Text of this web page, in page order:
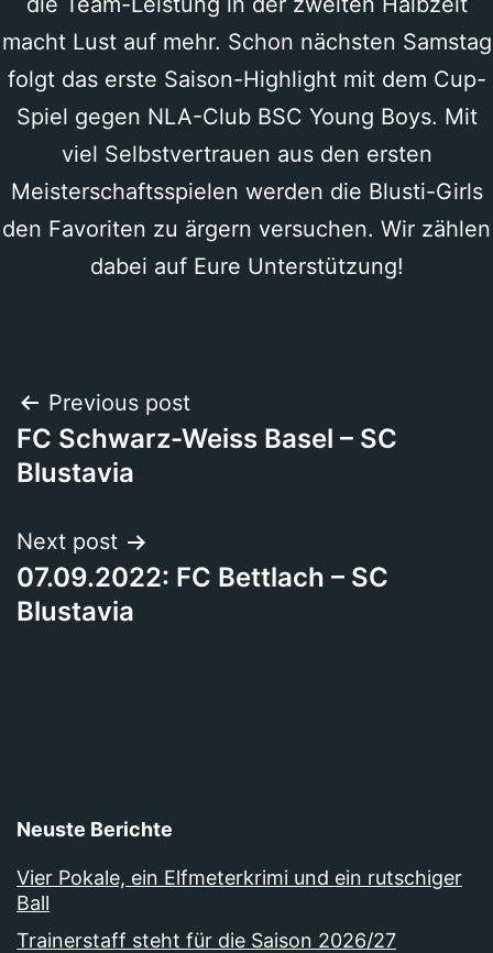
macht Lust auf mehr. Schon nächsten Samstag
folgt das erste Saison-Highlight mit dem Cup-
Spiel gegen NLA-Club BSC Young Boys. Mit
viel Selbstvertrauen aus den ersten
Meisterschaftsspielen werden die Blusti-Girls
den Favoriten zu ärgern versuchen. Wir zählen
dabei auf Eure Unterstützung!
Beitragsnavigation
Previous post
FC Schwarz-Weiss Basel – SC
Blustavia
Next post
07.09.2022: FC Bettlach – SC
Blustavia
Neuste Berichte
Vier Pokale, ein Elfmeterkrimi und ein rutschiger
Ball
Trainerstaff steht für die Saison 2026/27